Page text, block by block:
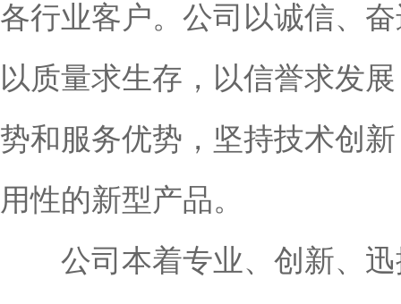
各行业客户。公司以诚信、
以质量求生存，以信誉求发
势和服务优势，坚持技术创
用性的新型产品。
公司本着专业、创新、迅